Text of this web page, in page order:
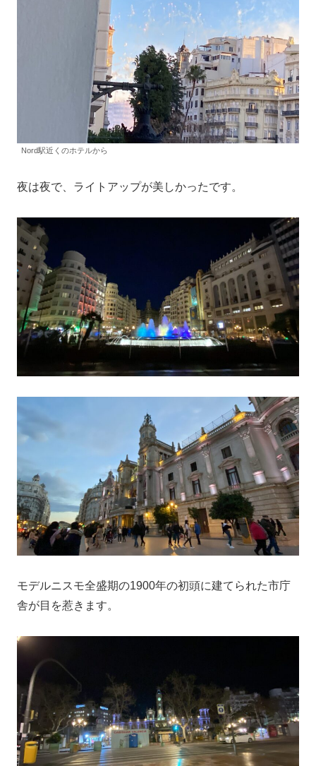
Nord駅近くのホテルから
夜は夜で、ライトアップが美しかったです。
モデルニスモ全盛期の1900年の初頭に建てられた市庁
舎が目を惹きます。